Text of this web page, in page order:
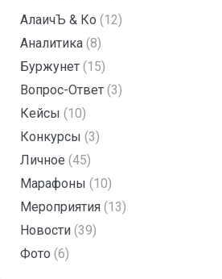
АлаичЪ & Ко (12)
Аналитика (8)
Буржунет (15)
Вопрос-Ответ (3)
Кейсы (10)
Конкурсы (3)
Личное (45)
Марафоны (10)
Мероприятия (13)
Новости (39)
Фото (6)